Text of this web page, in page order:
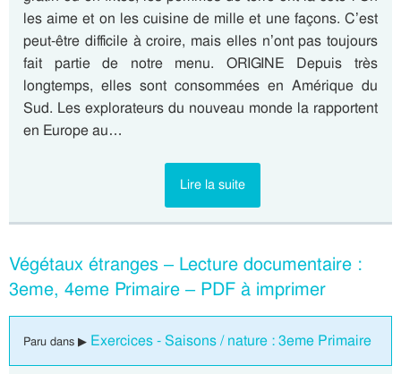
les aime et on les cuisine de mille et une façons. C’est
peut-être difficile à croire, mais elles n’ont pas toujours
fait partie de notre menu. ORIGINE Depuis très
longtemps, elles sont consommées en Amérique du
Sud. Les explorateurs du nouveau monde la rapportent
en Europe au…
Lire la suite
Végétaux étranges – Lecture documentaire :
3eme, 4eme Primaire – PDF à imprimer
Paru dans ▶ Exercices - Saisons / nature : 3eme Primaire